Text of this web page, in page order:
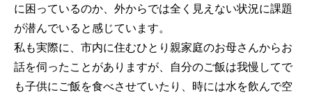
に困っているのか、外からでは全く見えない状況に課題
が潜んでいると感じています。
私も実際に、市内に住むひとり親家庭のお母さんからお
話を伺ったことがありますが、自分のご飯は我慢してで
も子供にご飯を食べさせていたり、時には水を飲んで空